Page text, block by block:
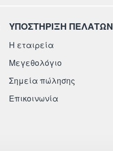
ΥΠΟΣΤΗΡΙΞΗ ΠΕΛΑΤΩΝ
Η εταιρεία
Μεγεθολόγιο
Σημεία πώλησης
Επικοινωνία